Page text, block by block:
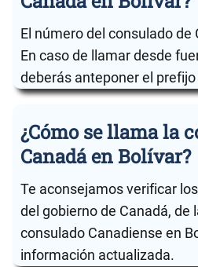
El número del consulado de
En caso de llamar desde
deberás anteponer el
¿Cómo se llama la
Canadá en Bolívar?
Te aconsejamos verificar
del gobierno de Canadá, de
consulado Canadiense en
información actualizada.